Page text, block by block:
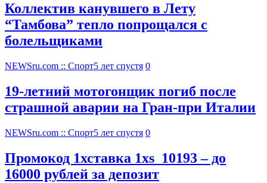
Коллектив канувшего в Лету
“Тамбова” тепло попрощался с
болельщиками
NEWSru.com :: Спорт5 лет спустя 0
19-летний мотогонщик погиб после
страшной аварии на Гран-при Италии
NEWSru.com :: Спорт5 лет спустя 0
Промокод 1хставка 1xs_10193 – до
16000 рублей за депозит